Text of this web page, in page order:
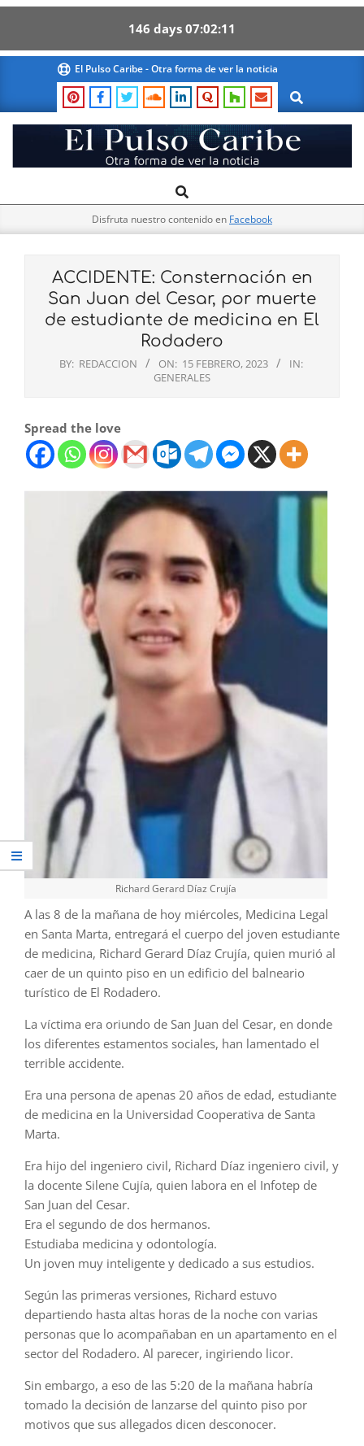
146 days 07 02 10
content
El Pulso Caribe - Otra forma de ver la noticia
Search
El
Pulso
Navigation
Search
Disfruta nuestro contenido en Facebook
ACCIDENTE: Consternación en
San Juan del Cesar, por muerte
de estudiante de medicina en El
Rodadero
BY: REDACCION ON: 15 FEBRERO, 2023
IN:
GENERALES
Spread the love
Richard Gerard Díaz Crujía
A las 8 de la mañana de hoy miércoles, Medicina Legal
en Santa Marta, entregará el cuerpo del joven estudiante
de medicina, Richard Gerard Díaz Crujía, quien murió al
caer de un quinto piso en un edificio del balneario
turístico de El Rodadero.
La víctima era oriundo de San Juan del Cesar, en donde
los diferentes estamentos sociales, han lamentado el
terrible accidente.
Era una persona de apenas 20 años de edad, estudiante
de medicina en la Universidad Cooperativa de Santa
Marta.
Era hijo del ingeniero civil, Richard Díaz ingeniero civil, y
la docente Silene Cujía, quien labora en el Infotep de
San Juan del Cesar.
Era el segundo de dos hermanos.
Estudiaba medicina y odontología.
Un joven muy inteligente y dedicado a sus estudios.
Según las primeras versiones, Richard estuvo
departiendo hasta altas horas de la noche con varias
personas que lo acompañaban en un apartamento en el
sector del Rodadero. Al parecer, ingiriendo licor.
Sin embargo, a eso de las 5:20 de la mañana habría
tomado la decisión de lanzarse del quinto piso por
motivos que sus allegados dicen desconocer.